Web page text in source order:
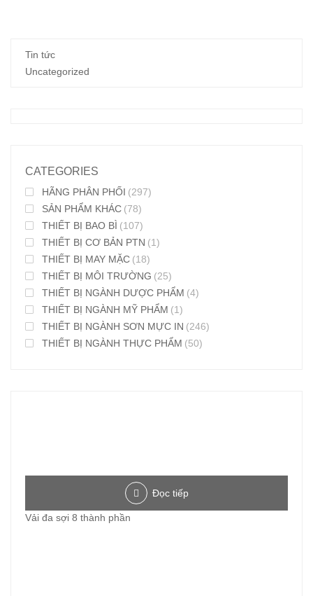
Tin tức
Uncategorized
CATEGORIES
HÃNG PHÂN PHỐI (297)
SẢN PHẨM KHÁC (78)
THIẾT BỊ BAO BÌ (107)
THIẾT BỊ CƠ BẢN PTN (1)
THIẾT BỊ MAY MẶC (18)
THIẾT BỊ MÔI TRƯỜNG (25)
THIẾT BỊ NGÀNH DƯỢC PHẨM (4)
THIẾT BỊ NGÀNH MỸ PHẨM (1)
THIẾT BỊ NGÀNH SƠN MỰC IN (246)
THIẾT BỊ NGÀNH THỰC PHẨM (50)
Đọc tiếp
Vải đa sợi 8 thành phần